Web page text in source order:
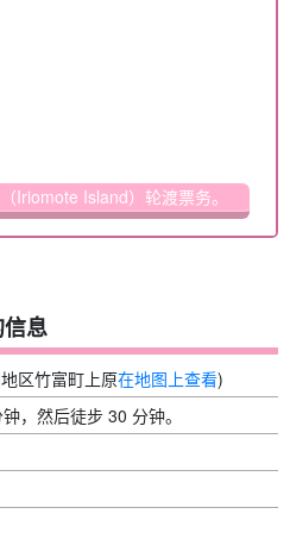
Iriomote Island）轮渡票务。
息
区竹富町上原在地图上查看)
，然后徒步 30 分钟。